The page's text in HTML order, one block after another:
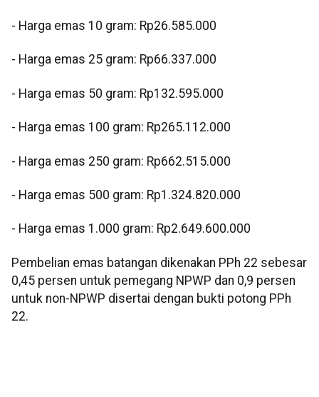
‎- Harga emas 10 gram: Rp26.585.000
‎- Harga emas 25 gram: Rp66.337.000
‎- Harga emas 50 gram: Rp132.595.000
‎- Harga emas 100 gram: Rp265.112.000
‎- Harga emas 250 gram: Rp662.515.000
‎- Harga emas 500 gram: Rp1.324.820.000
‎- Harga emas 1.000 gram: Rp2.649.600.000
Pembelian emas batangan dikenakan PPh 22 sebesar
0,45 persen untuk pemegang NPWP dan 0,9 persen
untuk non-NPWP disertai dengan bukti potong PPh
22.